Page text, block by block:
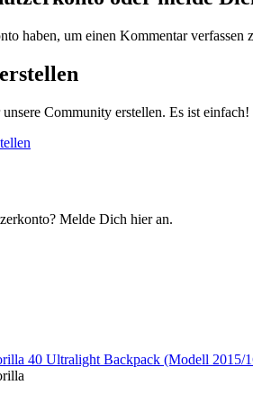
haben, um einen Kommentar verfassen
Community erstellen. Es ist einfach!
Melde Dich hier an.
40 Ultralight Backpack (Modell 2015/